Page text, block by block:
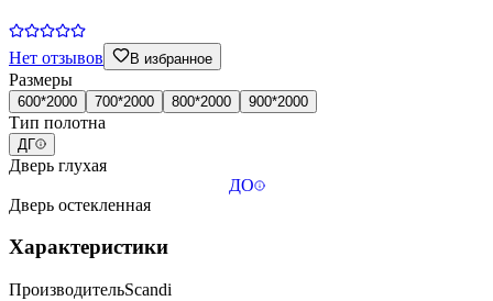
Нет отзывов В избранное
Размеры
600*2000 700*2000 800*2000 900*2000
Тип полотна
ДГ
Дверь глухая
ДО
Дверь остекленная
Характеристики
ПроизводительScandi